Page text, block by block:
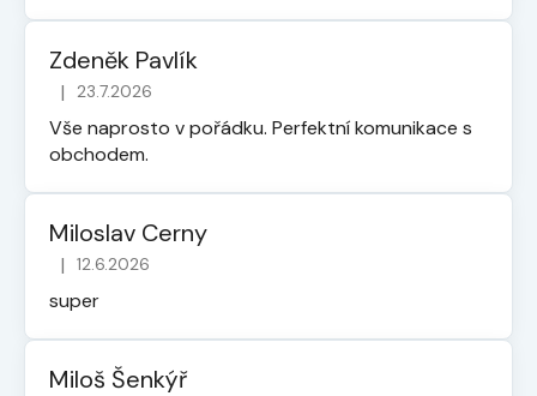
Zdeněk Pavlík
Hodnocení obchodu je 5 z 5 hvězdiček.
| 23.7.2026
Vše naprosto v pořádku. Perfektní komunikace s
obchodem.
Miloslav Cerny
Hodnocení obchodu je 5 z 5 hvězdiček.
| 12.6.2026
super
Miloš Šenkýř